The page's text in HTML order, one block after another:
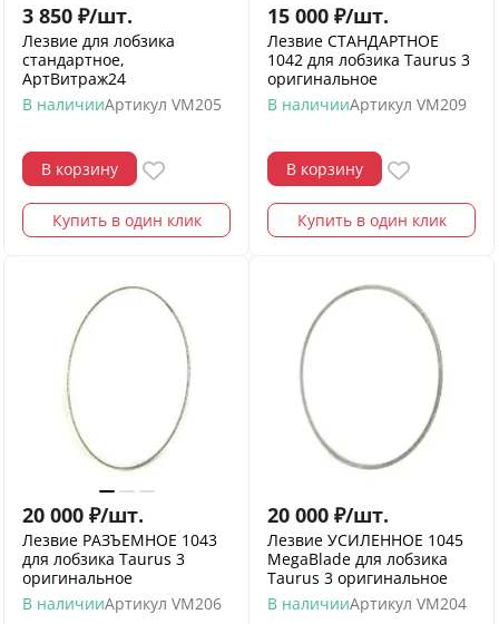
3 850 ₽/шт.
Лезвие для лобзика
стандартное,
АртВитраж24
В наличииАртикул VM205
В корзину
Купить в один клик
15 000 ₽/шт.
Лезвие СТАНДАРТНОЕ
1042 для лобзика Taurus 3
оригинальное
В наличииАртикул VM209
В корзину
Купить в один клик
20 000 ₽/шт.
Лезвие РАЗЪЕМНОЕ 1043
для лобзика Taurus 3
оригинальное
В наличииАртикул VM206
20 000 ₽/шт.
Лезвие УСИЛЕННОЕ 1045
MegaBlade для лобзика
Taurus 3 оригинальное
В наличииАртикул VM204